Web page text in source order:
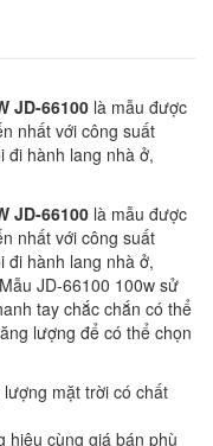
JD-66100 là mẫu được
nhất với công suất
đi hành lang nhà ở,
JD-66100 là mẫu được
nhất với công suất
đi hành lang nhà ở,
JD-66100 100w sử
tay chắc chắn có thể
lượng để có thể chọn
mặt trời có chất
hiệu cùng giá bán phù